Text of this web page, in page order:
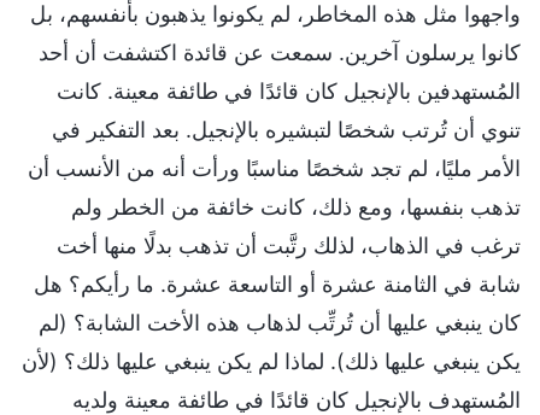
واجهوا مثل هذه المخاطر، لم يكونوا يذهبون بأنفسهم، بل
كانوا يرسلون آخرين. سمعت عن قائدة اكتشفت أن أحد
المُستهدفين بالإنجيل كان قائدًا في طائفة معينة. كانت
تنوي أن تُرتب شخصًا لتبشيره بالإنجيل. بعد التفكير في
الأمر مليًا، لم تجد شخصًا مناسبًا ورأت أنه من الأنسب أن
تذهب بنفسها، ومع ذلك، كانت خائفة من الخطر ولم
ترغب في الذهاب، لذلك رتَّبت أن تذهب بدلًا منها أخت
شابة في الثامنة عشرة أو التاسعة عشرة. ما رأيكم؟ هل
كان ينبغي عليها أن تُرتِّب لذهاب هذه الأخت الشابة؟ (لم
يكن ينبغي عليها ذلك). لماذا لم يكن ينبغي عليها ذلك؟ (لأن
المُستهدف بالإنجيل كان قائدًا في طائفة معينة ولديه